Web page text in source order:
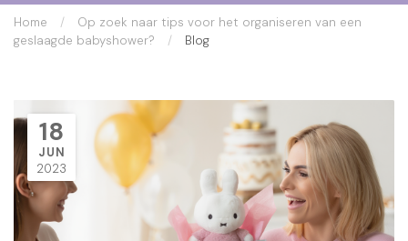
Home /
Op zoek naar tips voor het organiseren van een
geslaagde babyshower?
/ Blog
18
JUN
2023